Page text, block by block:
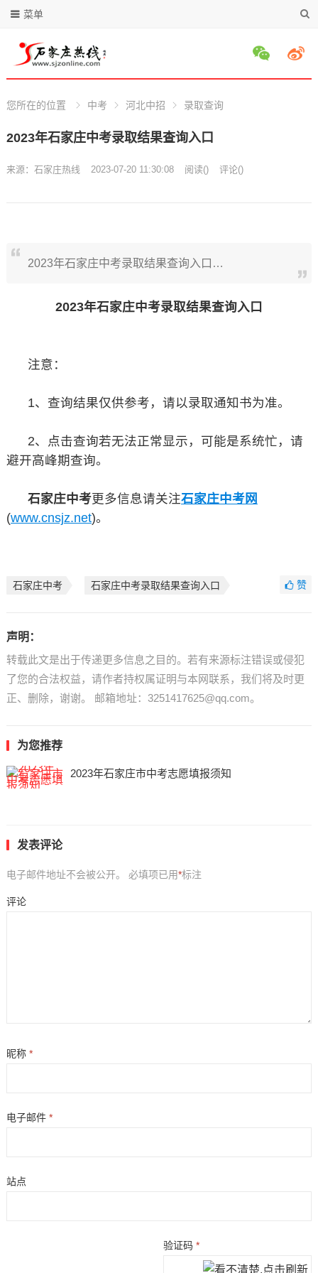
菜单
您所在的位置 中考 河北中招 录取查询
2023年石家庄中考录取结果查询入口
来源： 石家庄热线 2023-07-20 11:30:08 阅读() 评论()
2023年石家庄中考录取结果查询入口…
2023年石家庄中考录取结果查询入口
注意：
1、查询结果仅供参考，请以录取通知书为准。
2、点击查询若无法正常显示，可能是系统忙，请
避开高峰期查询。
石家庄中考更多信息请关注石家庄中考网
(www.cnsjz.net)。
石家庄中考 石家庄中考录取结果查询入口 赞
声明：
转载此文是出于传递更多信息之目的。若有来源标注错误或侵犯
了您的合法权益，请作者持权属证明与本网联系，我们将及时更
正、删除，谢谢。 邮箱地址：3251417625@qq.com。
为您推荐
2023年石家庄市中考志愿填报须知
发表评论
电子邮件地址不会被公开。 必填项已用*标注
评论
昵称 *
电子邮件 *
站点
验证码*